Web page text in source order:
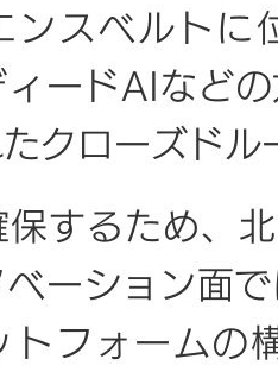
ンスベルト
ードAIなど
クローズド
するため、
ーション面
トフォームの